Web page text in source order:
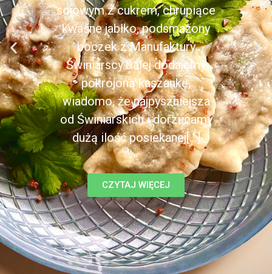
sojowym z cukrem, chrupiące
kwaśne jabłko, podsmażony
boczek z Manufaktury
Świniarscy.Dalej dodajemy
pokrojoną kaszankę,
wiadomo, że najpyszniejsza
od Świniarskich i dorzucamy
dużą ilość posiekanej[...]
CZYTAJ WIĘCEJ